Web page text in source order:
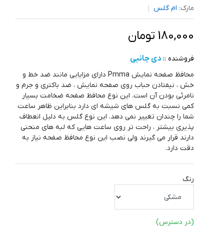
مارک: ام گلس
180,000 تومان
فروشنده :: دی جانبی
محافظ صفحه نمایش Pmma دارای مزایایی مانند ضد خط و
خش ، نیفتادن حباب روی صفحه نمایش ، ضد باکتری و جرم و
نامرئی بودن آن است. این نوع محافظ صفحه ضخامت بسیار
کمی نسبت به گلس های شیشه ای دارد بنابراین ظاهر ساعت
شما را چندان تغییر نمی دهد. این نوع گلس به دلیل انعطاف
پذیری بیشتر ، راحت تر روی ساعت هایی که لبه های منحنی
دارند قرار می گیرند ولی نصب این نوع محافظ صفحه نیاز به
دقت دارد.
رنگ
(در دسترس)